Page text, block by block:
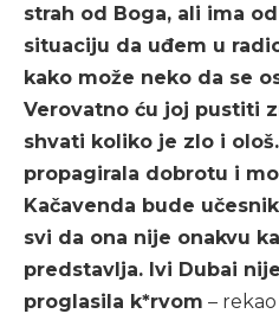
strah od Boga, ali ima
situaciju da uđem u
kako može neko da se
Verovatno ću joj pustiti
shvati koliko je zlo i
propagirala dobrotu i
Kačavenda bude
svi da ona nije onakvu
predstavlja. Ivi Dubai
proglasila k*rvom –